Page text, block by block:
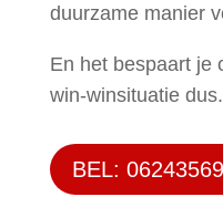
duurzame manier
En het bespaart je
win-winsituatie dus.
BEL: